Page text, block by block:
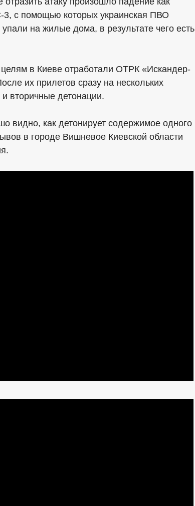
3, с помощью которых украинская ПВО
на жилые дома, в результате чего есть
в Киеве отработали ОТРК «Искандер-
их прилетов сразу на нескольких
вторичные детонации.
видно, как детонирует содержимое одного
в городе Вишневое Киевской области